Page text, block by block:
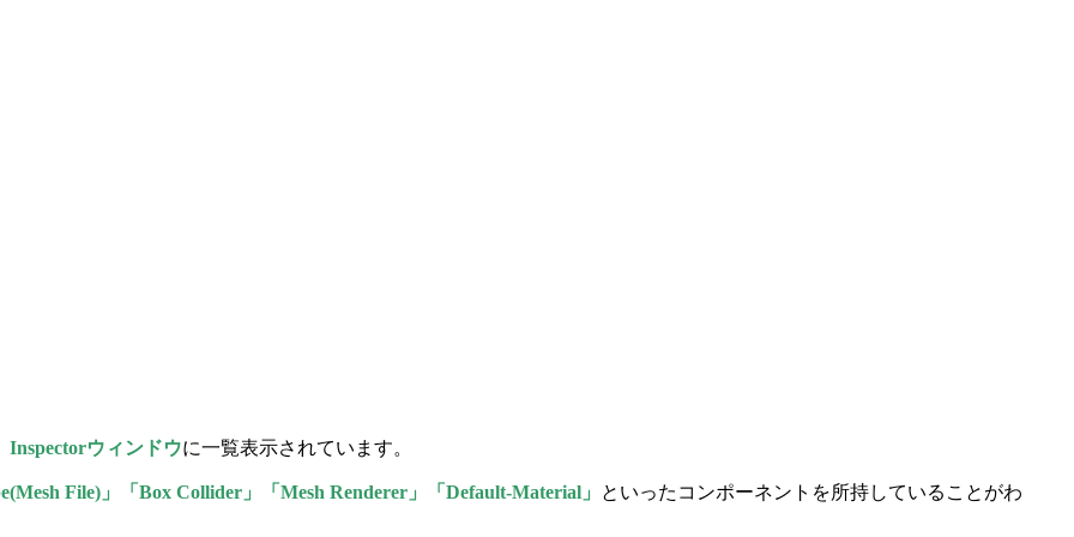
Inspectorウィンドウに一覧表示されています。
File)」「Box Collider」「Mesh Renderer」「Default-Material」
といったコンポーネントを所持していることがわ